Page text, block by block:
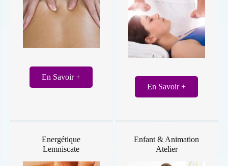
En Savoir +
En Savoir +
Energétique
Lemniscate
Enfant & Animation
Atelier